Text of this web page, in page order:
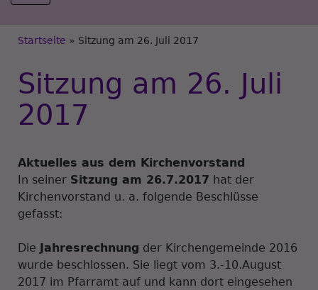
Breadcrumb
Startseite Sitzung am 26. Juli 2017
Sitzung am 26. Juli
2017
Aktuelles aus dem Kirchenvorstand
In seiner Sitzung am 26.7.2017 hat der
Kirchenvorstand u. a. folgende Beschlüsse
gefasst:
Die Jahresrechnung der Kirchengemeinde 2016
wurde beschlossen. Sie liegt vom 3.-10.August
2017 im Pfarramt auf und kann dort eingesehen